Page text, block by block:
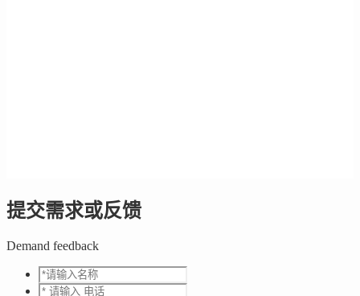
提交需求或反馈
Demand feedback